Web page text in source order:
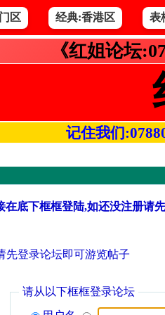
区 经典:香港区 表
《红姐论坛
记住我们
在底下框框登陆,如还没注册请
先登录论坛即可游览帖子
请从以下框框登录论坛